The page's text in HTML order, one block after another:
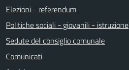
Elezioni - referendum
Politiche sociali - giovanili - istruzione
Sedute del consiglio comunale
Comunicati